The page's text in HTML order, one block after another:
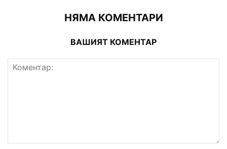
НЯМА КОМЕНТАРИ
ВАШИЯТ КОМЕНТАР